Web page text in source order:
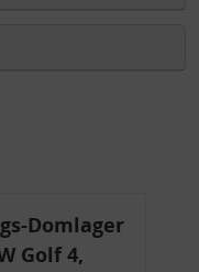
Domlager
Golf 4,